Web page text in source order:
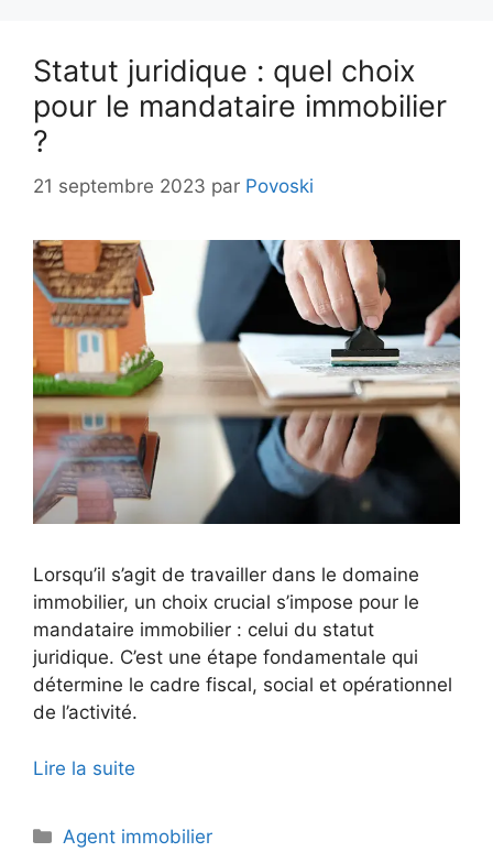
Statut juridique : quel choix
pour le mandataire immobilier
?
21 septembre 2023 par Povoski
Lorsqu’il s’agit de travailler dans le domaine
immobilier, un choix crucial s’impose pour le
mandataire immobilier : celui du statut
juridique. C’est une étape fondamentale qui
détermine le cadre fiscal, social et opérationnel
de l’activité.
Lire la suite
Catégories
Agent immobilier